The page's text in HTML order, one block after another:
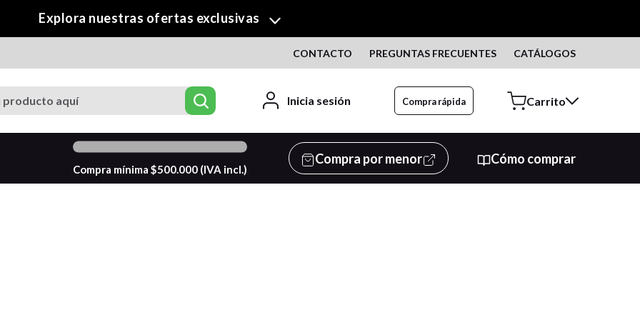
Explora nuestras ofertas exclusivas
CONTACTO PREGUNTAS FRECUENTES CATÁLOGOS
aquí
Inicia sesión Compra rápida
Compra mínima $500.000(IVA incl.)
Compra por menor Cómo comprar